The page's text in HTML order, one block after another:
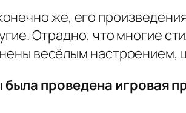
же, его
Отрадно, что многие
весёлым настроением,
проведена игровая